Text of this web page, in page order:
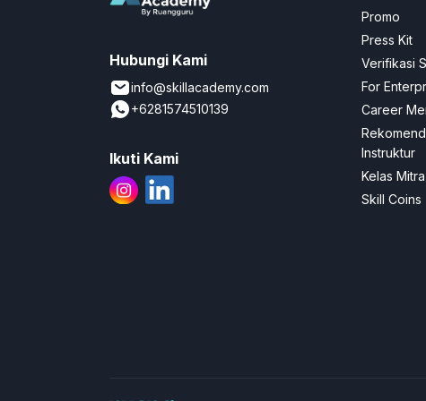
Hubungi Kami
info@skillacademy.com
+6281574510139
Ikuti Kami
Promo
Press Kit
Verifikasi
For
Career
Instruktur
Kelas Mitra
Skill Coins